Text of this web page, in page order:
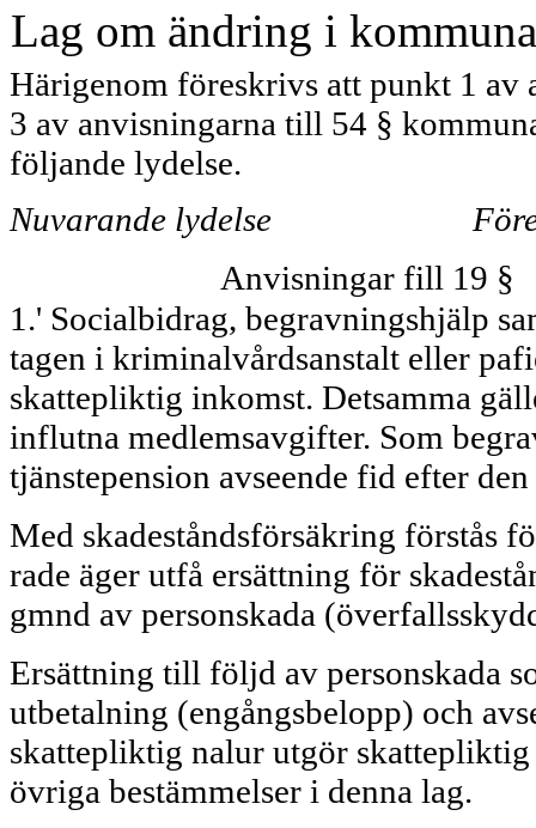
Lag om ändring i
Härigenom föreskrivs att punkt 1
3 av anvisningarna till 54 §
följan­de lydelse.
Nuvarande lydelse
Anvisningar fill 19 §
1.' Socialbidrag, begravningshjälp
tagen i kriminalvårdsanstalt eller
skatte­pliktig inkomst. Detsamma
influtna med­lemsavgifter. Som
tjänstepension avseen­de fid efter
Med skadeståndsförsäkring förstås
rade äger utfå ersättning för
gmnd av personskada
Ersättning till följd av personskada
utbetalning (engångsbelopp) och
skattepliktig nalur utgör
övriga bestäm­melser i denna lag.